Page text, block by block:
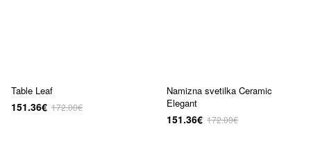
Table Leaf
151.36€ 172.00€
Namizna svetilka Ceramic
Elegant
151.36€ 172.00€